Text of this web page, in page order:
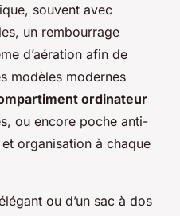
souvent avec
un rembourrage
d’aération afin de
modèles modernes
ordinateur
ou encore poche anti-
organisation à chaque
ou d’un sac à dos